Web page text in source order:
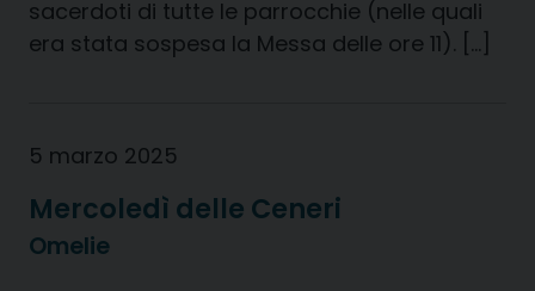
sacerdoti di tutte le parrocchie (nelle quali
era stata sospesa la Messa delle ore 11). […]
5 marzo 2025
Mercoledì delle Ceneri
Omelie